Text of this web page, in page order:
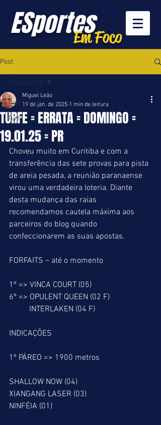
ESportesEm Foco
Post
Todos posts
Turfe
Todos posts
TURFE = ERRATA = DOMINGO =
19.01.25 = PR
Miguel Leão
19 de jan. de 2025 1 min de leitura
Choveu muito em Curitiba e com a
transferência das sete provas para pista
de areia pesada, a reunião paranaense
virou uma verdadeira loteria. Diante
desta mudança das raias
recomendamos cautela máxima aos
parceiros do blog quando
confeccionarem as suas apostas.
FORFAITS – até o momento
1º => VINCA COURT (05)
6º => OPULENT QUEEN (02 F)
INTERLAKEN (04 F)
INDICAÇÕES
1º PÁREO => 1900 metros
SHALLOW NOW (04)
XIANGANG LASER (03)
NINFÉIA (01)